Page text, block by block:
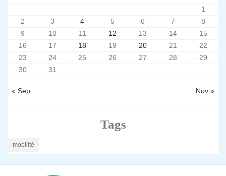
« Sep Nov »
1
2
3 4 5 6 7
8
9
10 11 12 13 14
15
16
17 18 19 20 21
22
23
24 25 26 27 28
29
30
31
Tags
mobilité